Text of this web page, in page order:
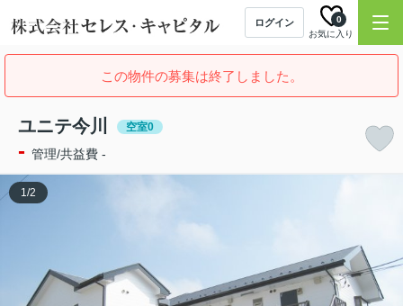
ログイン
お気に入り
0
この物件の募集は終了しました。
ユニテ今川 空室0
- 管理/共益費 -
1/2